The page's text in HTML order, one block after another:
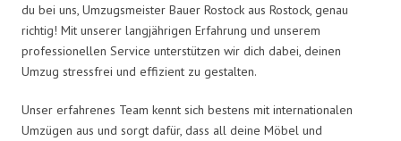
du bei uns, Umzugsmeister Bauer Rostock aus Rostock, genau
richtig! Mit unserer langjährigen Erfahrung und unserem
professionellen Service unterstützen wir dich dabei, deinen
Umzug stressfrei und effizient zu gestalten.
Unser erfahrenes Team kennt sich bestens mit internationalen
Umzügen aus und sorgt dafür, dass all deine Möbel und